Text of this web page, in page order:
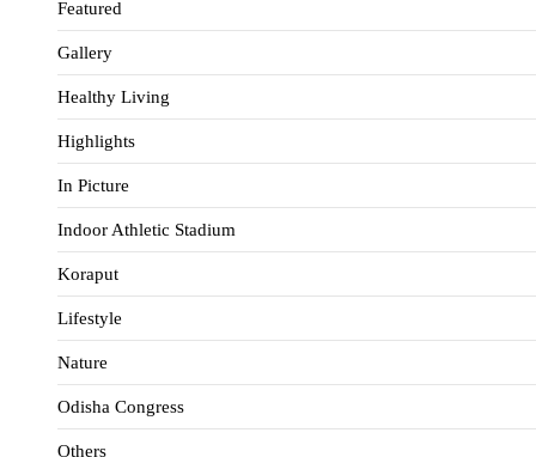
Featured
Gallery
Healthy Living
Highlights
In Picture
Indoor Athletic Stadium
Koraput
Lifestyle
Nature
Odisha Congress
Others